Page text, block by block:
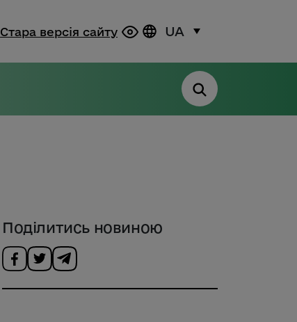
Стара версія сайту UA
Поділитись новиною